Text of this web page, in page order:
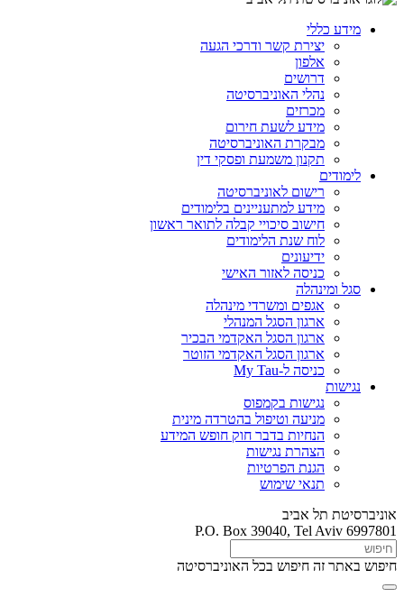
מידע כללי
יצירת קשר ודרכי הגעה
אלפון
דרושים
נהלי האוניברסיטה
מכרזים
מידע לשעת חירום
מבקרת האוניברסיטה
תקנון משמעת ופסקי דין
לימודים
רישום לאוניברסיטה
מידע למתעניינים בלימודים
חישוב סיכויי קבלה לתואר ראשון
לוח שנת הלימודים
ידיעונים
כניסה לאזור האישי
סגל ומינהלה
אגפים ומשרדי מינהלה
ארגון הסגל המנהלי
ארגון הסגל האקדמי הבכיר
ארגון הסגל האקדמי הזוטר
כניסה ל-My Tau
נגישות
נגישות בקמפוס
מניעה וטיפול בהטרדה מינית
הנחיות בדבר חוק חופש המידע
הצהרת נגישות
הגנת הפרטיות
תנאי שימוש
אוניברסיטת תל אביב
P.O. Box 39040, Tel Aviv 6997801
חיפוש באתר זה חיפוש בכל האוניברסיטה